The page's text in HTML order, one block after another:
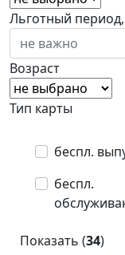
Льготный
Возраст
Тип карты
беспл.
беспл.
Показать (34)